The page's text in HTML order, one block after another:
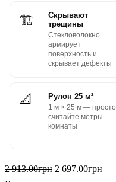
🏗
Скрывают
трещины
Стекловолокно
армирует
поверхность и
скрывает дефекты
📐 Рулон 25 м²
1 м × 25 м — просто
считайте метры
комнаты
2 913.00грн 2 697.00грн